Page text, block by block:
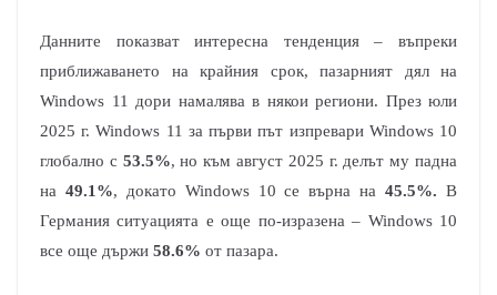
Данните показват интересна тенденция – въпреки
приближаването на крайния срок, пазарният дял на
Windows 11 дори намалява в някои региони. През юли
2025 г. Windows 11 за първи път изпревари Windows 10
глобално с 53.5%, но към август 2025 г. делът му падна
на 49.1%, докато Windows 10 се върна на45.5%. В
Германия ситуацията е още по-изразена – Windows 10
все още държи 58.6% от пазара.​​